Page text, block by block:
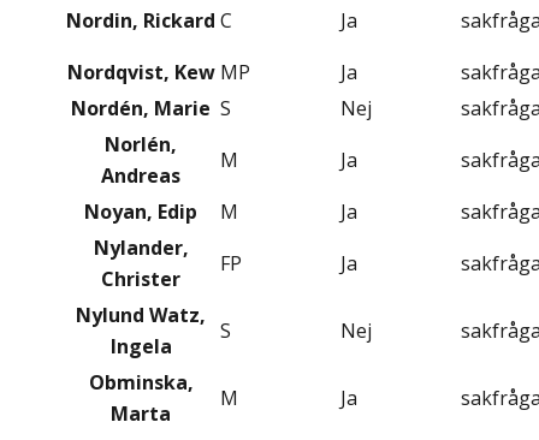
Nordin, Rickard C Ja
Nordqvist, Kew MP Ja
Nordén, Marie S Nej
Norlén,
Andreas
M Ja
Noyan, Edip
M Ja
Nylander,
Christer
FP Ja
Nylund Watz,
Ingela
S Nej
Obminska,
Marta
M Ja